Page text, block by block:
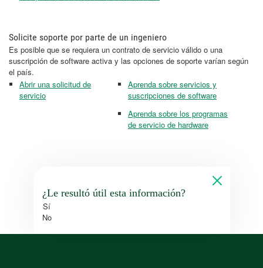
Solicite soporte por parte de un ingeniero
Es posible que se requiera un contrato de servicio válido o una
suscripción de software activa y las opciones de soporte varían según
el país.
Abrir una solicitud de
servicio
Aprenda sobre servicios y
suscripciones de software
Aprenda sobre los programas
de servicio de hardware
¿Le resultó útil esta información?
Sí
No